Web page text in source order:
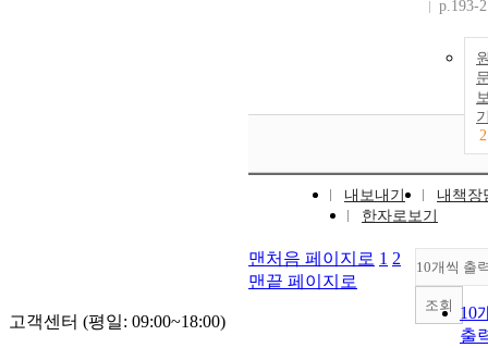
p.193-
2
내보내기
내책장
한자로보기
10개씩 출
10
출
조회
맨처음 페이지로 1 2
맨끝 페이지로
고객센터 (평일: 09:00~18:00)